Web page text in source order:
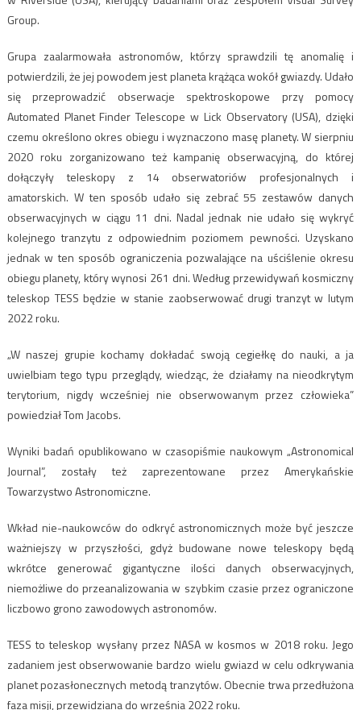
Group.
Grupa zaalarmowała astronomów, którzy sprawdzili tę anomalię i
potwierdzili, że jej powodem jest planeta krążąca wokół gwiazdy. Udało
się przeprowadzić obserwacje spektroskopowe przy pomocy
Automated Planet Finder Telescope w Lick Observatory (USA), dzięki
czemu określono okres obiegu i wyznaczono masę planety. W sierpniu
2020 roku zorganizowano też kampanię obserwacyjną, do której
dołączyły teleskopy z 14 obserwatoriów profesjonalnych i
amatorskich. W ten sposób udało się zebrać 55 zestawów danych
obserwacyjnych w ciągu 11 dni. Nadal jednak nie udało się wykryć
kolejnego tranzytu z odpowiednim poziomem pewności. Uzyskano
jednak w ten sposób ograniczenia pozwalające na uściślenie okresu
obiegu planety, który wynosi 261 dni. Według przewidywań kosmiczny
teleskop TESS będzie w stanie zaobserwować drugi tranzyt w lutym
2022 roku.
„W naszej grupie kochamy dokładać swoją cegiełkę do nauki, a ja
uwielbiam tego typu przeglądy, wiedząc, że działamy na nieodkrytym
terytorium, nigdy wcześniej nie obserwowanym przez człowieka”
powiedział Tom Jacobs.
Wyniki badań opublikowano w czasopiśmie naukowym „Astronomical
Journal”, zostały też zaprezentowane przez Amerykańskie
Towarzystwo Astronomiczne.
Wkład nie-naukowców do odkryć astronomicznych może być jeszcze
ważniejszy w przyszłości, gdyż budowane nowe teleskopy będą
wkrótce generować gigantyczne ilości danych obserwacyjnych,
niemożliwe do przeanalizowania w szybkim czasie przez ograniczone
liczbowo grono zawodowych astronomów.
TESS to teleskop wysłany przez NASA w kosmos w 2018 roku. Jego
zadaniem jest obserwowanie bardzo wielu gwiazd w celu odkrywania
planet pozasłonecznych metodą tranzytów. Obecnie trwa przedłużona
faza misji, przewidziana do września 2022 roku.